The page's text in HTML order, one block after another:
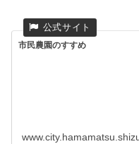
市民農園のすすめ